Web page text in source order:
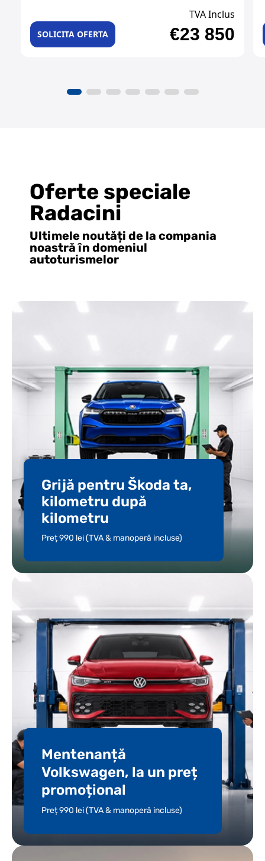
TVA Inclus
SOLICITA OFERTA €23 850
Oferte speciale
Radacini
Ultimele noutăți de la compania
noastră în domeniul
autoturismelor
Grijă pentru Škoda ta,
kilometru după
kilometru
Preț 990 lei (TVA & manoperă incluse)
Mentenanță
Volkswagen, la un preț
promoțional
Preț 990 lei (TVA & manoperă incluse)